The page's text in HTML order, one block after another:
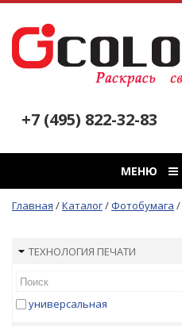
+7 (495) 822-32-83
МЕНЮ
Главная /Каталог/ Фотобумага /
ТЕХНОЛОГИЯ ПЕЧАТИ
универсальная